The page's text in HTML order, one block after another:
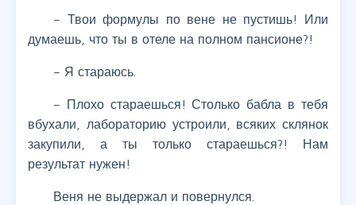
– Твои формулы по вене не пустишь! Или
думаешь, что ты в отеле на полном пансионе?!
– Я стараюсь.
– Плохо стараешься! Столько бабла в тебя
вбухали, лабораторию устроили, всяких склянок
закупили, а ты только стараешься?! Нам
результат нужен!
Веня не выдержал и повернулся.